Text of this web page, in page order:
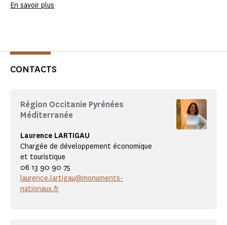
En savoir plus
CONTACTS
Région Occitanie Pyrénées
Méditerranée
Laurence LARTIGAU
Chargée de développement économique
et touristique
06 13 90 90 75
laurence.lartigau@monuments-
nationaux.fr